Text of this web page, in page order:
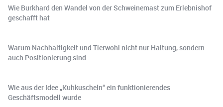
Wie Burkhard den Wandel von der Schweinemast zum Erlebnishof
geschafft hat
Warum Nachhaltigkeit und Tierwohl nicht nur Haltung, sondern
auch Positionierung sind
Wie aus der Idee „Kuhkuscheln“ ein funktionierendes
Geschäftsmodell wurde